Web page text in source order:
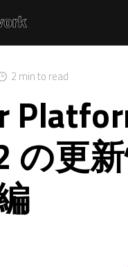
2 min to read
の更